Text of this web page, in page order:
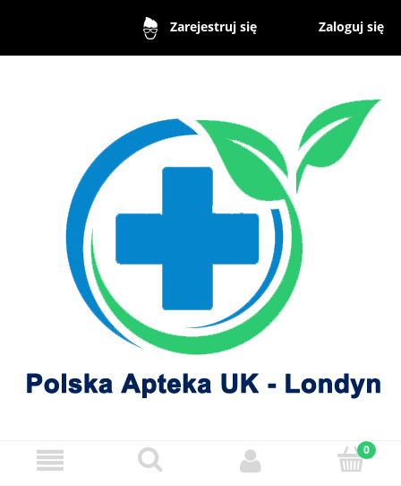
Zarejestruj się Zaloguj się